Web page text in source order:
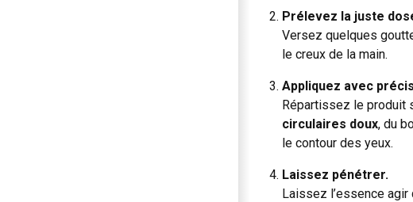
Prélevez la juste
Versez quelques
le creux de la main.
Appliquez avec
Répartissez le produit
circulaires doux, du
le contour des yeux.
Laissez pénétrer.
Laissez l’essence agir